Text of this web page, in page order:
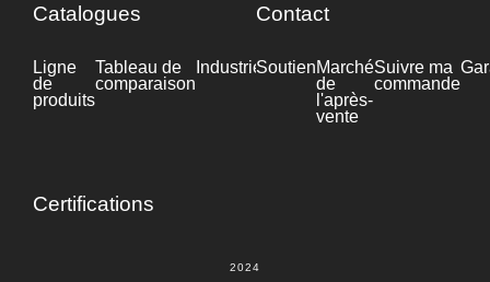
Catalogues
Ligne
de
produits
Tableau de
comparaison
IndustrieFiche
technique
Contact
SoutienMarché
de
l'après-
vente
Suivre ma
commande
Certifications
2024